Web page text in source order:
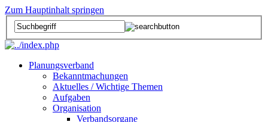
Zum Hauptinhalt springen
Planungsverband
Bekanntmachungen
Aktuelles / Wichtige Themen
Aufgaben
Organisation
Verbandsorgane